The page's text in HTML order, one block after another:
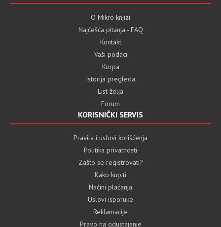
O Mikro knjizi
Najčešća pitanja - FAQ
Kontakt
Vaši podaci
Korpa
Istorija pregleda
List želja
Forum
KORISNIČKI SERVIS
Pravila i uslovi korišćenja
Politika privatnosti
Zašto se registrovati?
Kako kupiti
Načini plaćanja
Uslovi isporuke
Reklamacije
Pravo na odustajanje